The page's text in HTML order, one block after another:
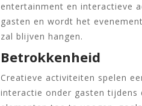
entertainment en interactieve
gasten en wordt het
zal blijven hangen.
Betrokkenheid
Creatieve activiteiten spelen
interactie onder gasten tijdens